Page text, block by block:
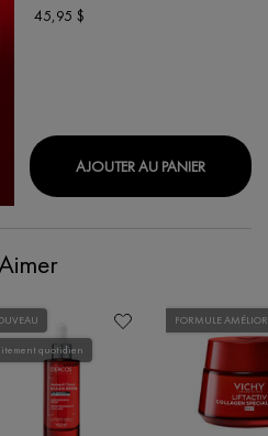
45,95 $
AJOUTER AU PANIER
quotidien
FORMULE